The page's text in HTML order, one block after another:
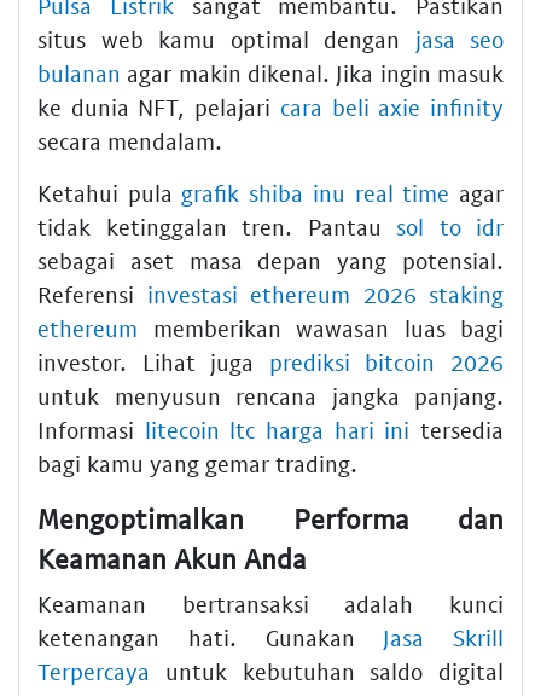
situs web kamu optimal dengan jasa seo
bulanan agar makin dikenal. Jika ingin masuk
ke dunia NFT, pelajari cara beli axie infinity
secara mendalam.
Ketahui pula grafik shiba inu real time agar
tidak ketinggalan tren. Pantau sol to idr
sebagai aset masa depan yang potensial.
Referensi investasi ethereum 2026 staking
ethereum memberikan wawasan luas bagi
investor. Lihat juga prediksi bitcoin 2026
untuk menyusun rencana jangka panjang.
Informasi litecoin ltc harga hari ini tersedia
bagi kamu yang gemar trading.
Mengoptimalkan Performa dan
Keamanan Akun Anda
Keamanan bertransaksi adalah kunci
ketenangan hati. Gunakan Jasa Skrill
Terpercaya untuk kebutuhan saldo digital